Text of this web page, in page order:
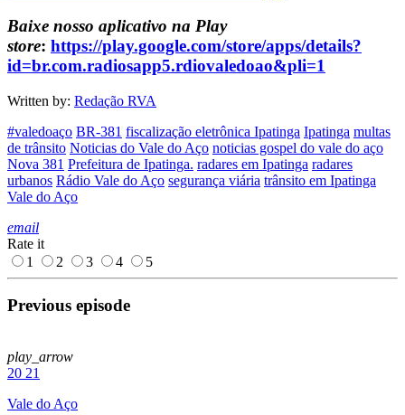
Baixe nosso aplicativo na Play
store: https://play.google.com/store/apps/details?
id=br.com.radiosapp5.rdiovaledoao&pli=1
Written by: Redação RVA
#valedoaço BR-381 fiscalização eletrônica Ipatinga Ipatinga multas
de trânsito Noticias do Vale do Aço noticias gospel do vale do aço
Nova 381 Prefeitura de Ipatinga. radares em Ipatinga radares
urbanos Rádio Vale do Aço segurança viária trânsito em Ipatinga
Vale do Aço
email
Rate it
1
2 3 4 5
Previous episode
play_arrow
20 21
Vale do Aço